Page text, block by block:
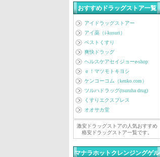
おすすめドラッグストア一覧
アイドラッグストアー
アイ薬（i-kusuri）
ベストくすり
爽快ドラッグ
ヘルスケアセイジョーe-shop
ｅ！マツモトキヨシ
ケンコーコム（kenko.com）
ツルハドラッグ(tsuruha drug)
くすりエクスプレス
オオサカ堂
激安ドラッグストアの人気おすすめ
格安ドラッグストア一覧です。
マナラホットクレンジングゲル